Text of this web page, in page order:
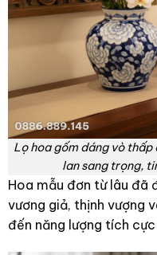
Lọ hoa gốm dáng vò
lan sang trọng,
Hoa mẫu đơn từ lâu đã
vương giả, thịnh vượng
đến năng lượng tích